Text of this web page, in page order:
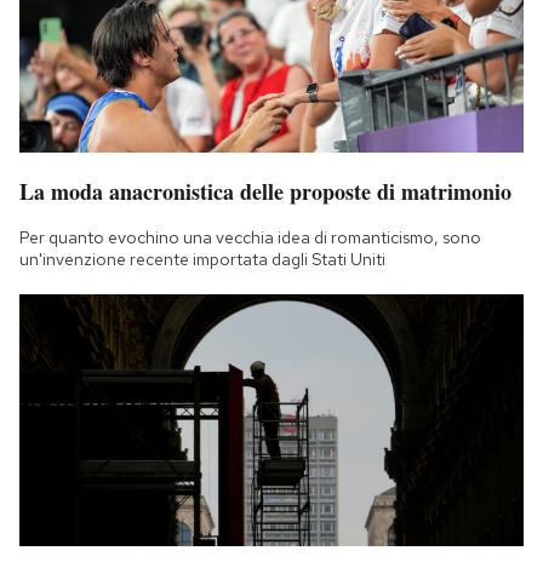
La moda anacronistica delle proposte di matrimonio
Per quanto evochino una vecchia idea di romanticismo, sono
un'invenzione recente importata dagli Stati Uniti